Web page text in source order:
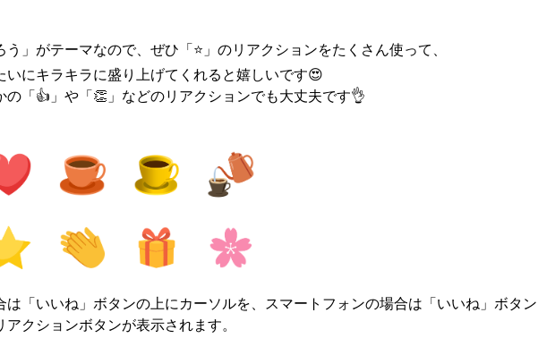
う」がテーマなので、ぜひ「⭐ 」のリアクションをたくさん使って、
いにキラキラに盛り上げてくれると嬉しいです😍
の「👍」や「👏」などのリアクションでも大丈夫です👌
「いいね」ボタンの上にカーソルを、スマートフォンの場合は「いいね」ボタン
クションボタンが表示されます。